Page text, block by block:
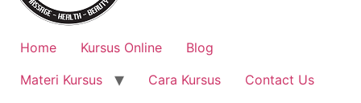
Home Kursus Online
Blog
Materi Kursus
Cara Kursus
Contact Us